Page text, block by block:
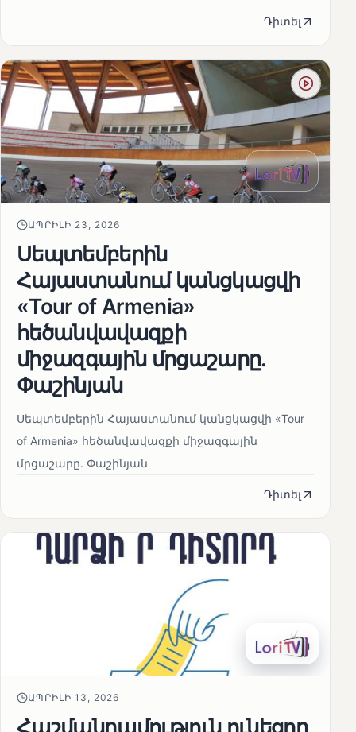
Դիտել
ԱՊՐԻԼԻ 23, 2026
Սեպտեմբերին
Հայաստանում կանցկացվի
«Tour of Armenia»
հեծանվավազքի
միջազգային մրցաշարը.
Փաշինյան
Սեպտեմբերին Հայաստանում կանցկացվի «Tour
of Armenia» հեծանվավազքի միջազգային
մրցաշարը. Փաշինյան
Դիտել
ԱՊՐԻԼԻ 13, 2026
Հաշմանդամություն ունեցող